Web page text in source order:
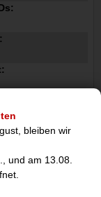
bleiben wir
und am 13.08.